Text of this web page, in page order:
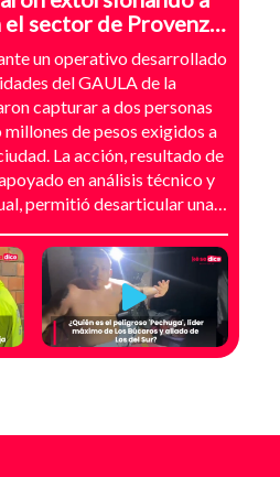
sector de Provenza,
un operativo desarrollado
del GAULA de la
capturar a dos personas
de pesos exigidos a
La acción, resultado de
en análisis técnico y
permitió desarticular una
de grupos armados y presión
comerciales. La
con la captura, sino con el
que empezó a recibir
las que le exigían dinero a